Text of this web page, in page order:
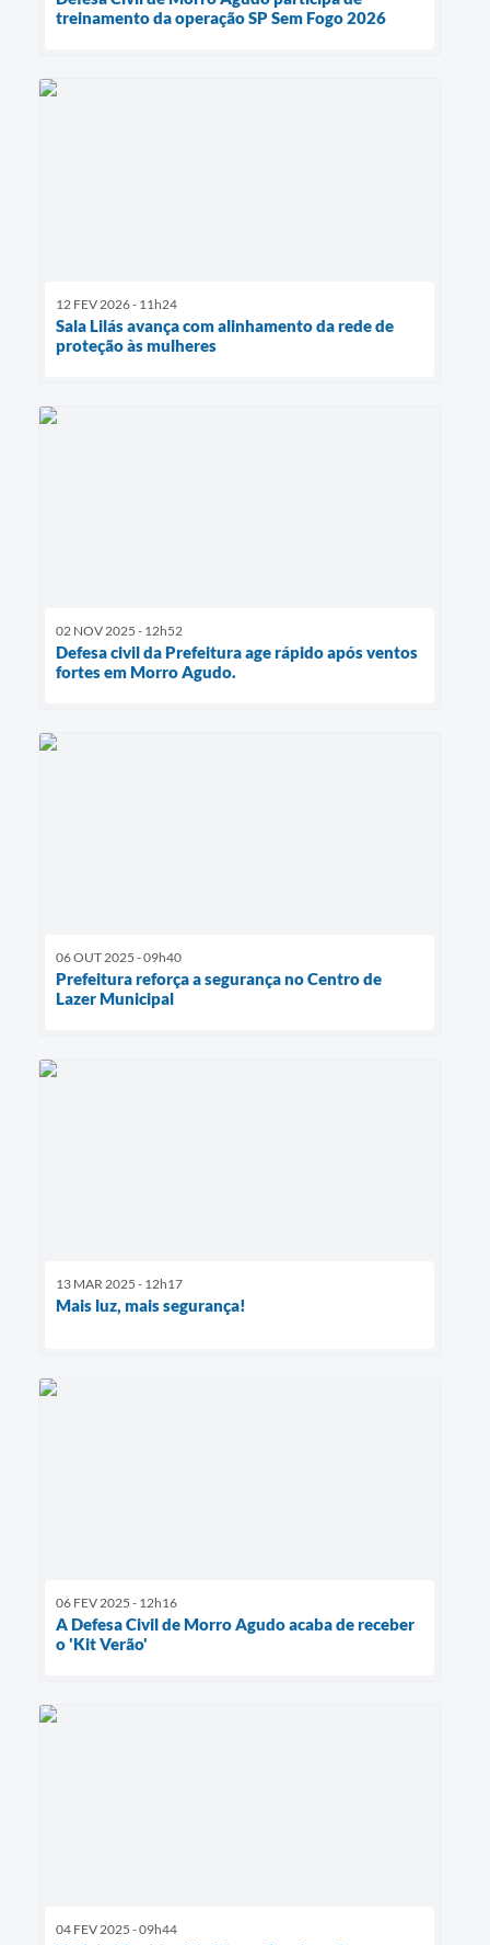
treinamento da operação SP Sem Fogo 2026
12 FEV 2026 - 11h24
Sala Lilás avança com alinhamento da rede de
proteção às mulheres
02 NOV 2025 - 12h52
Defesa civil da Prefeitura age rápido após ventos
fortes em Morro Agudo.
06 OUT 2025 - 09h40
Prefeitura reforça a segurança no Centro de
Lazer Municipal
13 MAR 2025 - 12h17
Mais luz, mais segurança!
06 FEV 2025 - 12h16
A Defesa Civil de Morro Agudo acaba de receber
o 'Kit Verão'
04 FEV 2025 - 09h44